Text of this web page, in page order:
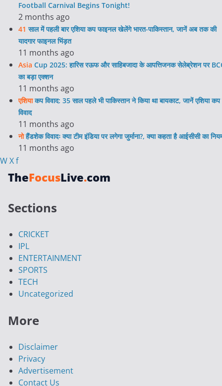
Football Carnival Begins Tonight!
2 months ago
41 साल में पहली बार एशिया कप फाइनल खेलेंगे भारत-पाकिस्तान, जानें अब तक की
यादगार फाइनल भिंड़त
11 months ago
Asia Cup 2025: हारिस रऊफ और साहिबजादा के आपत्तिजनक सेलेब्रेशन पर
का बड़ा एक्शन
11 months ago
एशियाकप विवाद: 35 साल पहले भी पाकिस्तान ने किया था बायकाट, जानें एशिया
विवाद
11 months ago
नोहैंडशेक विवादः क्या टीम इंडिया पर लगेगा जुर्माना?, क्या कहता है आईसीसी का
11 months ago
WXf
TheFocusLive.com
Sections
CRICKET
IPL
ENTERTAINMENT
SPORTS
TECH
Uncategorized
More
Disclaimer
Privacy
Advertisement
Contact Us